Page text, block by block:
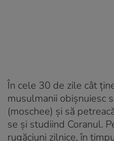
În cele 30 de zile cât
musulmanii obișnuiesc
(moschee) și să
se și studiind Coranul.
rugăciuni zilnice, în